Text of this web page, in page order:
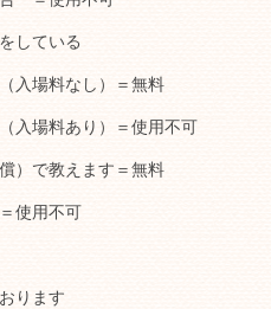
している
入場料なし）＝無料
）＝使用不可
）で教えます＝無料
用不可
ります